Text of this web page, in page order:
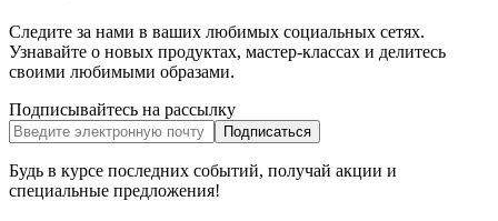
Следите за нами в ваших любимых социальных сетях.
Узнавайте о новых продуктах, мастер-классах и делитесь
своими любимыми образами.
Подписывайтесь на рассылку
Подписаться
Будь в курсе последних событий, получай акции и
специальные предложения!